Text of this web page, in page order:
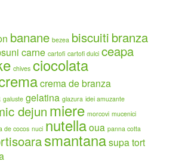
banane bezea biscuiti branza
carne cartofi cartofi dulci ceapa
chives ciocolata
crema de branza
galuste gelatina glazura idei amuzante
dejun miere morcovi mucenici
de cocos nuci nutellaoua panna cotta
smantanasupatort